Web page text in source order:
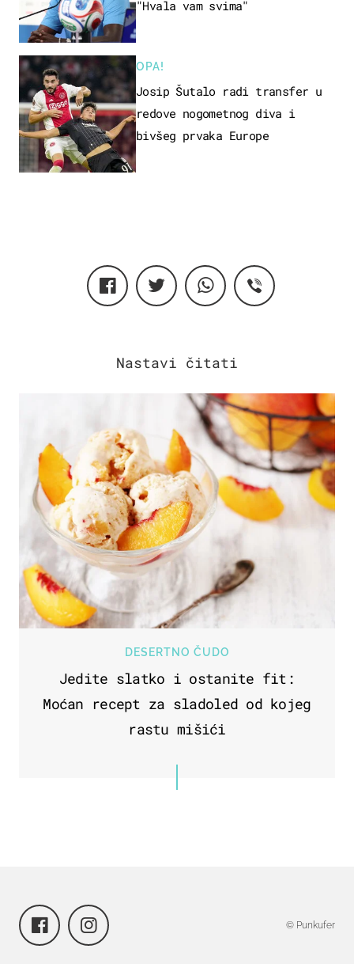
"Hvala vam svima"
OPA!
Josip Šutalo radi transfer u
redove nogometnog diva i
bivšeg prvaka Europe
DESERTNO ČUDO
Jedite slatko i ostanite fit:
Moćan recept za sladoled od kojeg
rastu mišići
© Punkufer